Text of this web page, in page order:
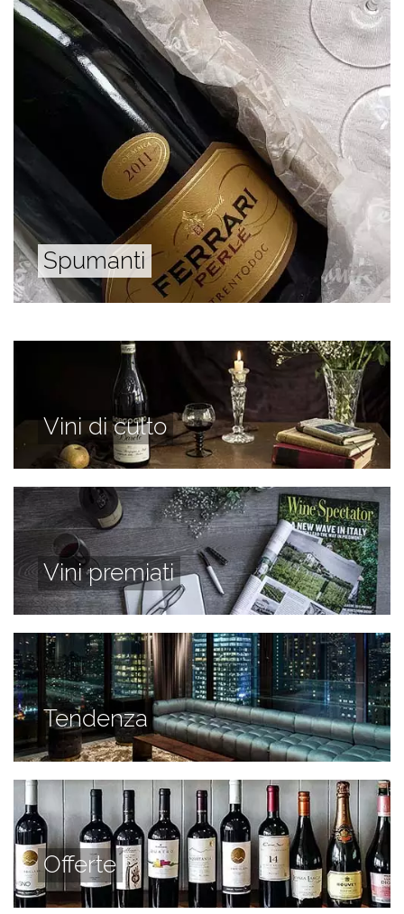
Spumanti
Vini di culto
Vini premiati
Tendenza
Offerte